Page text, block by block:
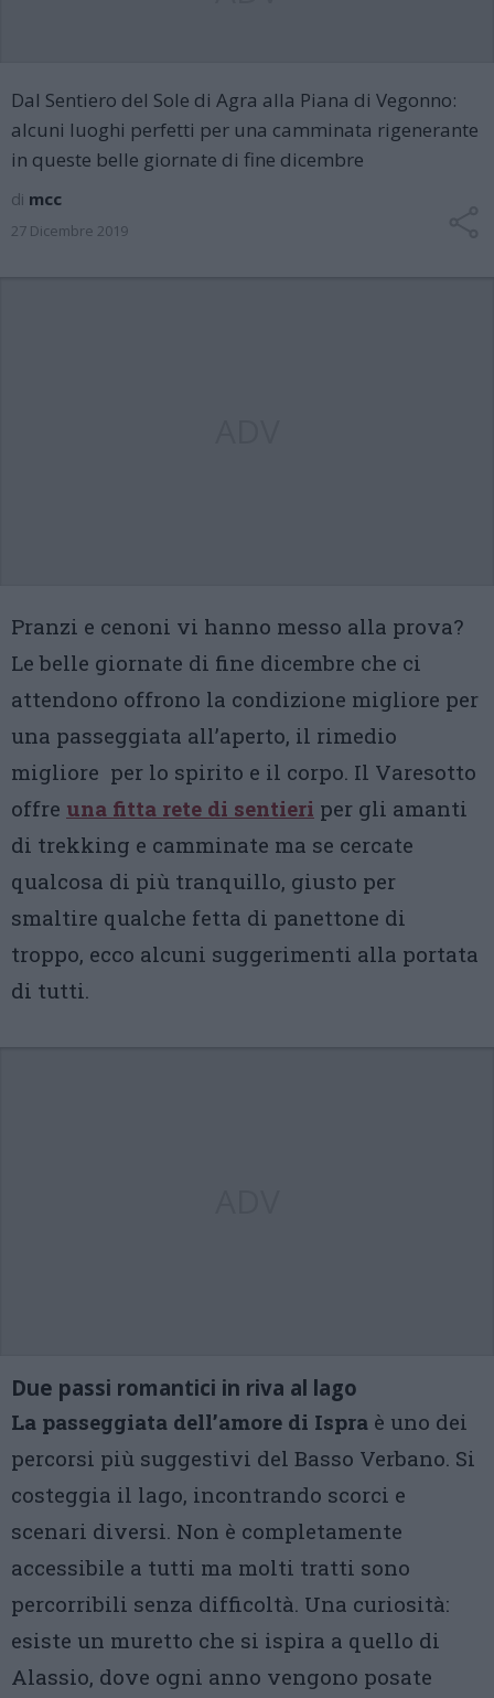
Dal Sentiero del Sole di Agra alla Piana di Vegonno:
alcuni luoghi perfetti per una camminata rigenerante
in queste belle giornate di fine dicembre
di mcc
27 Dicembre 2019
Pranzi e cenoni vi hanno messo alla prova?
Le belle giornate di fine dicembre che ci
attendono offrono la condizione migliore per
una passeggiata all’aperto, il rimedio
migliore per lo spirito e il corpo. Il Varesotto
offre una fitta rete di sentieri per gli amanti
di trekking e camminate ma se cercate
qualcosa di più tranquillo, giusto per
smaltire qualche fetta di panettone di
troppo, ecco alcuni suggerimenti alla portata
di tutti.
Due passi romantici in riva al lago
La passeggiata dell’amore di Ispra è uno dei
percorsi più suggestivi del Basso Verbano. Si
costeggia il lago, incontrando scorci e
scenari diversi. Non è completamente
accessibile a tutti ma molti tratti sono
percorribili senza difficoltà. Una curiosità:
esiste un muretto che si ispira a quello di
Alassio, dove ogni anno vengono posate